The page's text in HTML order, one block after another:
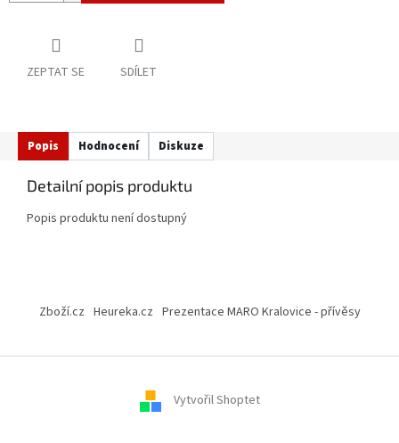
ZEPTAT SE SDÍLET
Popis Hodnocení Diskuze
Detailní popis produktu
Popis produktu není dostupný
Zboží.cz Heureka.cz Prezentace MARO Kralovice - přívěsy
Vytvořil Shoptet